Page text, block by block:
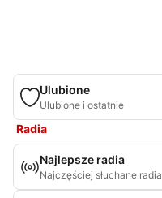
Ulubione
Ulubione i ostatnie
Radia
Najlepsze radia
Najczęściej słuchane radia